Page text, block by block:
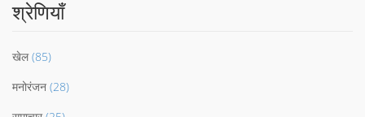
श्रेणियाँ
खेल (85)
मनोरंजन (28)